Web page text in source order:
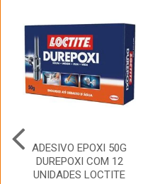
ADESIVO EPOXI 50G
DUREPOXI COM 12
UNIDADES LOCTITE